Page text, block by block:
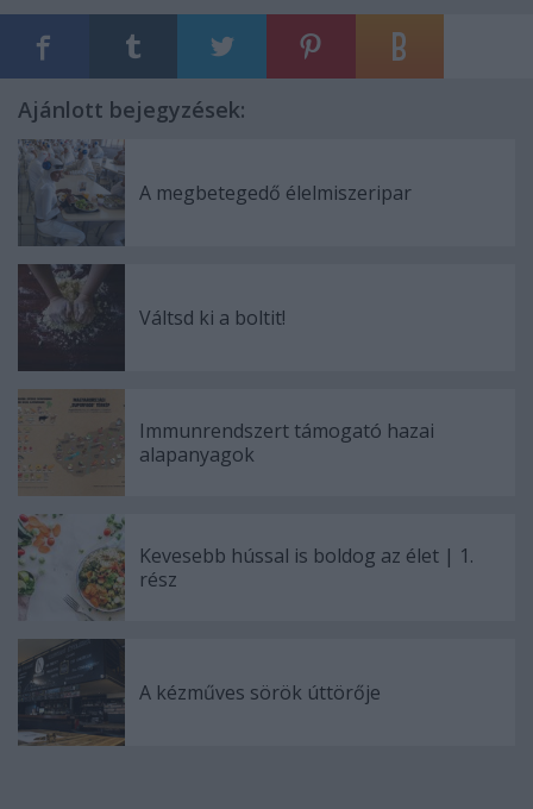
Ajánlott bejegyzések:
A megbetegedő élelmiszeripar
Váltsd ki a boltit!
Immunrendszert támogató hazai
alapanyagok
Kevesebb hússal is boldog az élet | 1.
rész
A kézműves sörök úttörője